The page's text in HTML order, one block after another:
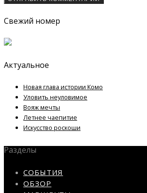
Свежий номер
Актуальное
Новая глава истории Комо
Уловить неуловимое
Вояж мечты
Летнее чаепитие
Искусство роскоши
Разделы
СОБЫТИЯ
ОБЗОР